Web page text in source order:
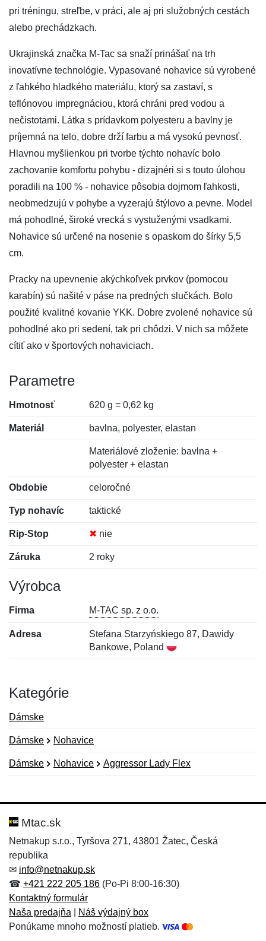
pri tréningu, streľbe, v práci, ale aj pri služobných cestách
alebo prechádzkach.
Ukrajinská značka M-Tac sa snaží prinášať na trh
inovatívne technológie. Vypasované nohavice sú vyrobené
z ľahkého hladkého materiálu, ktorý sa zastaví, s
teflónovou impregnáciou, ktorá chráni pred vodou a
nečistotami. Látka s prídavkom polyesteru a bavlny je
príjemná na telo, dobre drží farbu a má vysokú pevnosť.
Hlavnou myšlienkou pri tvorbe týchto nohavíc bolo
zachovanie komfortu pohybu - dizajnéri si s touto úlohou
poradili na 100 % - nohavice pôsobia dojmom ľahkosti,
neobmedzujú v pohybe a vyzerajú štýlovo a pevne. Model
má pohodlné, široké vrecká s vystuženými vsadkami.
Nohavice sú určené na nosenie s opaskom do šírky 5,5
cm.
Pracky na upevnenie akýchkoľvek prvkov (pomocou
karabín) sú našité v páse na predných slučkách. Bolo
použité kvalitné kovanie YKK. Dobre zvolené nohavice sú
pohodlné ako pri sedení, tak pri chôdzi. V nich sa môžete
cítiť ako v športových nohaviciach.
Parametre
Hmotnosť 620 g = 0,62 kg
Materiál bavlna, polyester, elastan
Materiálové zloženie: bavlna +
polyester + elastan
Obdobie celoročné
Typ nohavíc taktické
Rip-Stop ✖ nie
Záruka 2 roky
Výrobca
Firma M-TAC sp. z o.o.
Adresa
Stefana Starzyńskiego 87, Dawidy
Bankowe, Poland
Kategórie
Dámske
Dámske Nohavice
Dámske Nohavice Aggressor Lady Flex
Hodnotenie:
Meno:*
E-mail:
Meno:
E-mail:*
Správa*
Mtac.sk
Netnakup s.r.o., Tyršova 271, 43801 Žatec, Česká
republika
✉ info@netnakup.sk
☎ +421 222 205 186 (Po-Pi 8:00-16:30)
Kontaktný formulár
Naša predajňa
Náš výdajný box
Ponúkame mnoho možností platieb.